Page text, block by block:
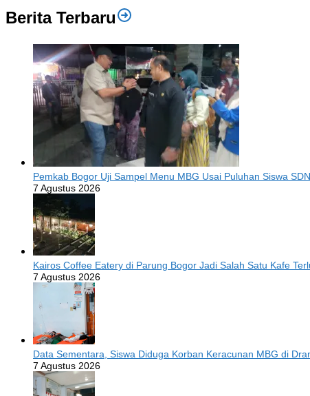
Berita Terbaru
Pemkab Bogor Uji Sampel Menu MBG Usai Puluhan Siswa
7 Agustus 2026
Kairos Coffee Eatery di Parung Bogor Jadi Salah Satu Kafe
7 Agustus 2026
Data Sementara, Siswa Diduga Korban Keracunan MBG di
7 Agustus 2026